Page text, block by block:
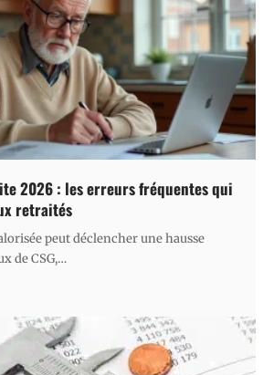
2026 : les erreurs fréquentes qui
retraités
peut déclencher une hausse
de CSG,…